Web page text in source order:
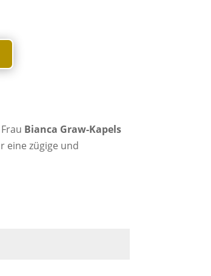
Bianca Graw-Kapels
eine zügige und